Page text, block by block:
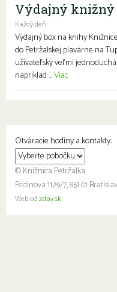
Výdajný knižný
Každý deň
Výdajný box na knihy
do Petržalskej plavárne na
užívateľsky veľmi
napríklad ...Viac
Otváracie hodiny a kontakty:
© Knižnica Petržalka
Fedinova 1129/7, 851 01
Web od 2day.sk